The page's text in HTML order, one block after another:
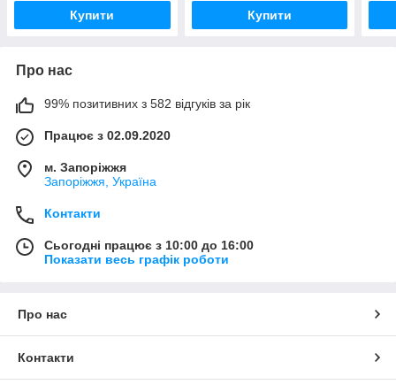
Купити Купити
Про нас
99% позитивних з 582 відгуків за рік
Працює з 02.09.2020
м. Запоріжжя
Запоріжжя, Україна
Контакти
Сьогодні працює з 10:00 до 16:00
Показати весь графік роботи
Про нас
Контакти